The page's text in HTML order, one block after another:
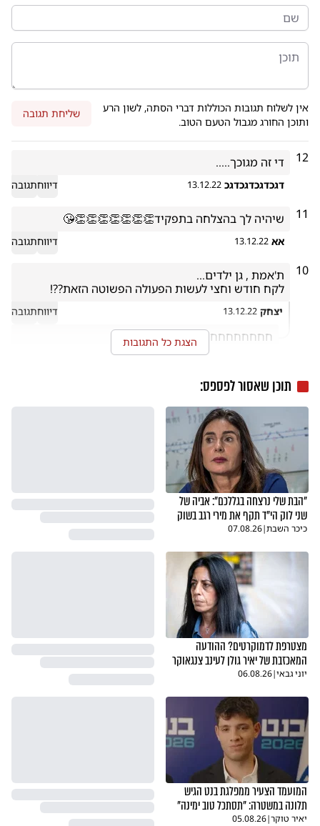
אין לשלוח תגובות הכוללות דברי הסתה, לשון הרע
ותוכן החורג מגבול הטעם הטוב.
שליחת תגובה
12 די זה מגוכך.....
דגכדגכדגכדגכ 13.12.22 דיווחתגובה
11 שיהיה לך בהצלחה בתפקיד👏👏👏👏👏👏👏😘
אא 13.12.22 דיווחתגובה
10
לקח חודש וחצי לעשות הפעולה הפשוטה הזאת??!
יצחק 13.12.22 דיווחתגובה
חחחחחחחחחחחחחחחחחח
הצגת כל התגובות
תוכן שאסור לפספס:
"הבת שלי נרצחה בגללכם": אביה של
שני לוק הי"ד תקף את מירי רגב בשוק
כיכר השבת|
07.08.26
מצטרפת לדמוקרטים? ההודעה
המאכזבת של יאיר גולן לעינב צנגאוקר
יוני גבאי|
06.08.26
המועמד הצעיר ממפלגת בנט הגיש
תלונה במשטרה: "תסתכל טוב ימינה"
יאיר טוקר|
05.08.26